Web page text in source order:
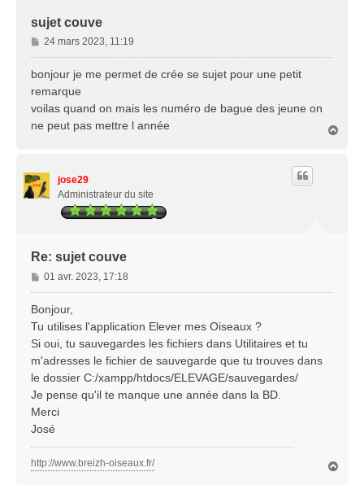
sujet couve
M
e
s
g
e
24 mars 2023, 11:19
bonjour je me permet de crée se sujet pour une petit
remarque
voilas quand on mais les numéro de bague des jeune on
ne peut pas mettre l année
jose29
Administrateur du site
Re: sujet couve
M
e
s
g
e
01 avr. 2023, 17:18
Bonjour,
Tu utilises l'application Elever mes Oiseaux ?
Si oui, tu sauvegardes les fichiers dans Utilitaires et tu
m'adresses le fichier de sauvegarde que tu trouves dans
le dossier C:/xampp/htdocs/ELEVAGE/sauvegardes/
Je pense qu'il te manque une année dans la BD.
Merci
José
http://www.breizh-oiseaux.fr/